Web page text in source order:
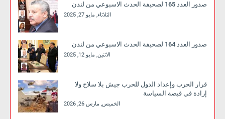
صدور العدد 165 لصحيفة الحدث الاسبوعي من لندن
الثلاثاء, مايو 27, 2025
صدور العدد 164 لصحيفة الحدث الاسبوعي من لندن
الاثنين, مايو 12, 2025
قرار الحرب وإعداد الدول للحرب جيش بلا سلاح ولا
إرادة في قبضة السياسة
الخميس, مارس 26, 2026